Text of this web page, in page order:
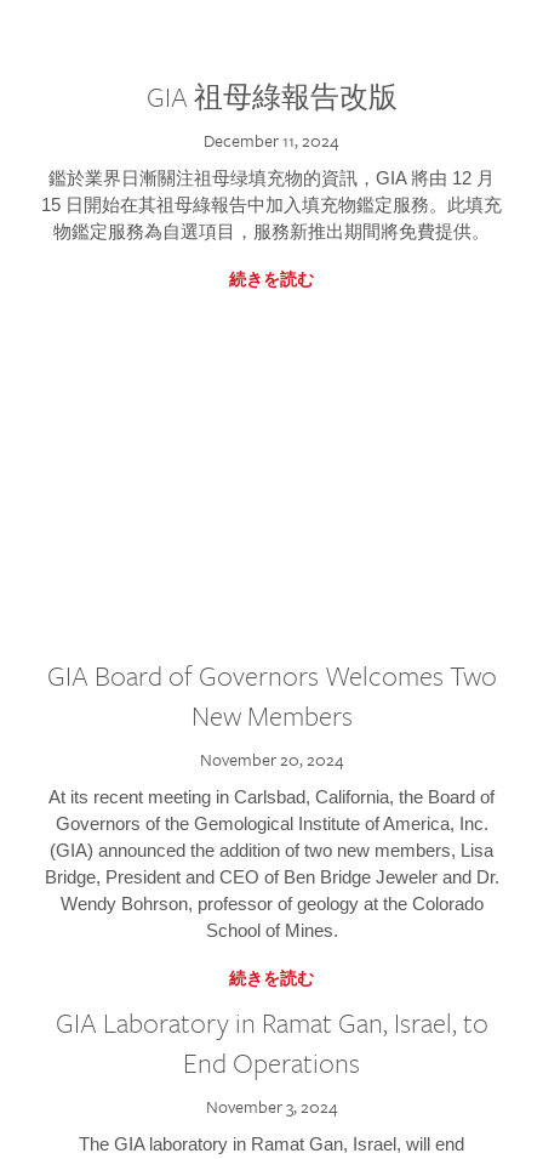
GIA 祖母綠報告改版
December 11, 2024
鑑於業界日漸關注祖母绿填充物的資訊，GIA 將由 12 月
15 日開始在其祖母綠報告中加入填充物鑑定服務。此填充
物鑑定服務為自選項目，服務新推出期間將免費提供。
続きを読む
GIA Board of Governors Welcomes Two
New Members
November 20, 2024
At its recent meeting in Carlsbad, California, the Board of
Governors of the Gemological Institute of America, Inc.
(GIA) announced the addition of two new members, Lisa
Bridge, President and CEO of Ben Bridge Jeweler and Dr.
Wendy Bohrson, professor of geology at the Colorado
School of Mines.
続きを読む
GIA Laboratory in Ramat Gan, Israel, to
End Operations
November 3, 2024
The GIA laboratory in Ramat Gan, Israel, will end